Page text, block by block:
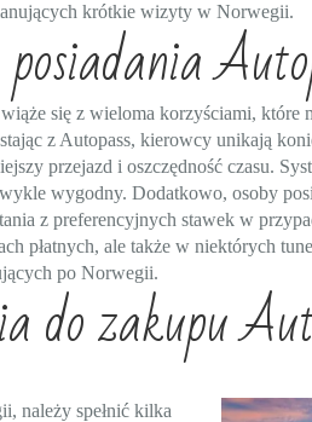
krótkie wizyty w Norwegii.
się z wieloma korzyściami, które
z Autopass, kierowcy unikają
przejazd i oszczędność czasu.
wygodny. Dodatkowo, osoby
z preferencyjnych stawek w
płatnych, ale także w niektórych
po Norwegii.
do zakupu
należy spełnić kilka